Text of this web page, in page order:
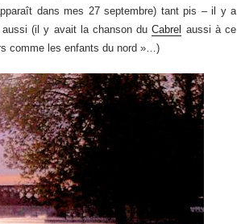
dans mes 27 septembre) tant pis – il y a
aussi (il y avait la chanson duCabrel aussi à ce
comme les enfants du nord »…)